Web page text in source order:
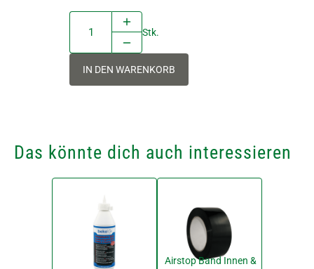
Stk.
IN DEN WARENKORB
Das könnte dich auch interessieren
Airstop Band Innen &